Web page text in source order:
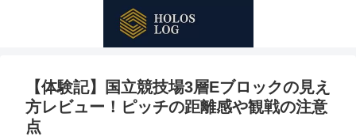
【体験記】国立競技場3層Eブロックの見え
方レビュー！ピッチの距離感や観戦の注意
点